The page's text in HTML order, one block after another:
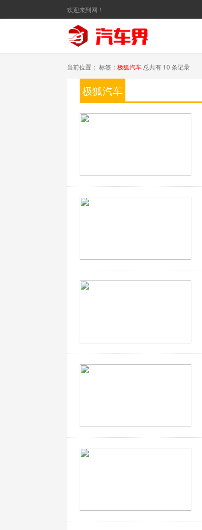
欢迎来到网！
当前位置： 标签： 极狐汽车 总共有 10 条记录
极狐汽车